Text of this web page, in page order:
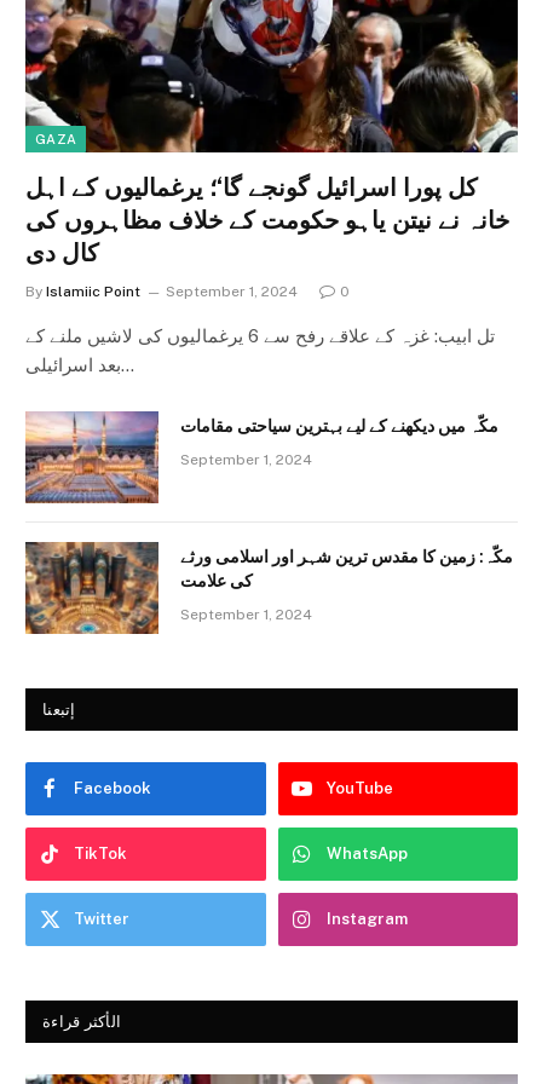
GAZA
کل پورا اسرائیل گونجے گا‘؛ یرغمالیوں کے اہل
خانہ نے نیتن یاہو حکومت کے خلاف مظاہروں کی
کال دی
By Islamiic Point September 1, 2024 0
تل ابیب: غزہ کے علاقے رفح سے 6 یرغمالیوں کی لاشیں ملنے کے
بعد اسرائیلی…
مکّہ میں دیکھنے کے لیے بہترین سیاحتی مقامات
September 1, 2024
مکّہ: زمین کا مقدس ترین شہر اور اسلامی ورثے
کی علامت
September 1, 2024
إتبعنا
Facebook YouTube
TikTok WhatsApp
Twitter Instagram
الأكثر قراءة